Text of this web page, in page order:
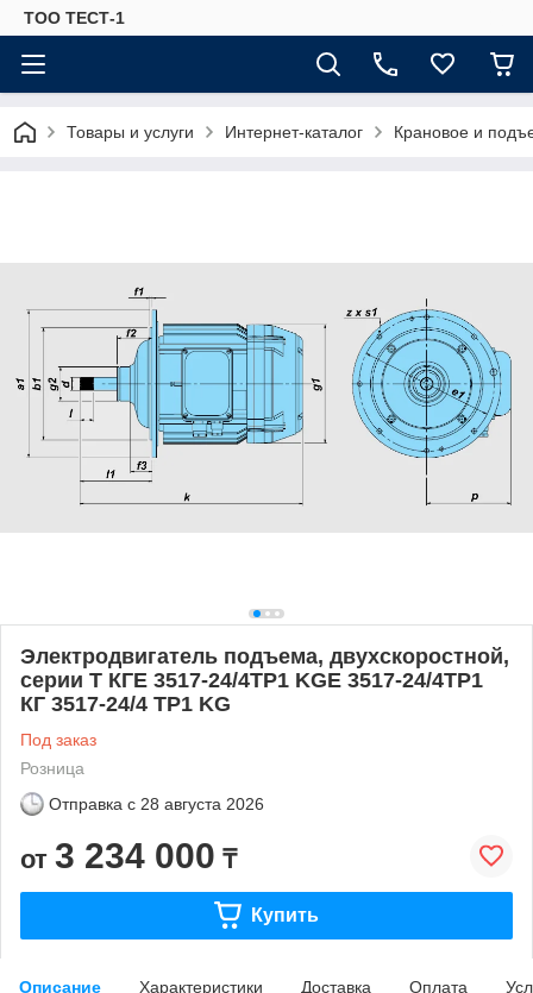
ТОО ТЕСТ-1
Товары и услуги Интернет-каталог Крановое и
Электродвигатель подъема, двухскоростной,
серии T КГЕ 3517-24/4ТР1 KGE 3517-24/4TP1
КГ 3517-24/4 ТР1 KG
Под заказ
Розница
Отправка с 28 августа 2026
от 3 234 000 ₸
Купить
Описание Характеристики Доставка Оплата